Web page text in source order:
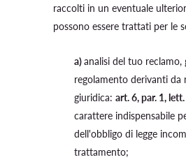
raccolti in un eventuale
possono essere trattati per le
a)analisi del tuo
regolamento derivanti da
giuridica: art. 6, par. 1,
carattere indispensabile
dell'obbligo di legge
trattamento;